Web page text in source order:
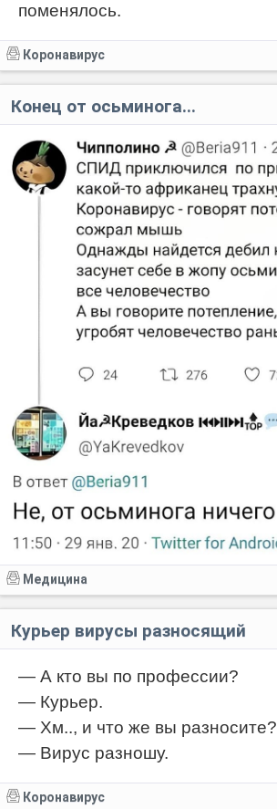
поменялось.
Коронавирус
Конец от осьминога...
Медицина
Курьер вирусы разносящий
— А кто вы по профессии?
— Курьер.
— Хм.., и что же вы разносите?
— Вирус разношу.
Коронавирус